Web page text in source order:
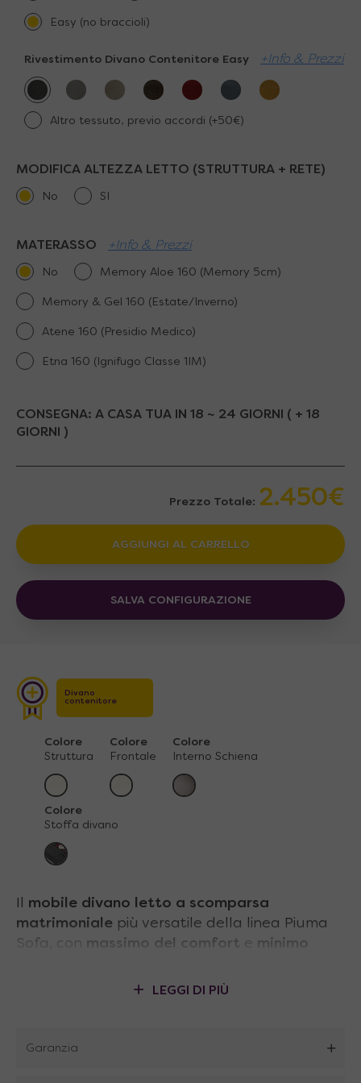
Easy (no braccioli)
Rivestimento Divano Contenitore Easy +Info & Prezzi
Altro tessuto, previo accordi (+50€)
MODIFICA ALTEZZA LETTO (STRUTTURA + RETE)
No SI
MATERASSO +Info & Prezzi
No Memory Aloe 160 (Memory 5cm)
Memory & Gel 160 (Estate/Inverno)
Atene 160 (Presidio Medico)
Etna 160 (Ignifugo Classe 1IM)
CONSEGNA: A CASA TUA IN 18 ~ 24 GIORNI ( + 18
GIORNI )
Prezzo Totale: 2.450€
AGGIUNGI AL CARRELLO
SALVA CONFIGURAZIONE
Divano
contenitore
Colore
Struttura
Colore
Frontale
Colore
Interno Schiena
Colore
Stoffa divano
mobile divano letto a scomparsa
matrimoniale più versatile della linea Piuma
Sofa, con massimo del comfort e minimo
ribalta dopo aver spostato i cuscini dello
ribaltabile con due semplici gesti.
LEGGI DI PIÙ
Garanzia